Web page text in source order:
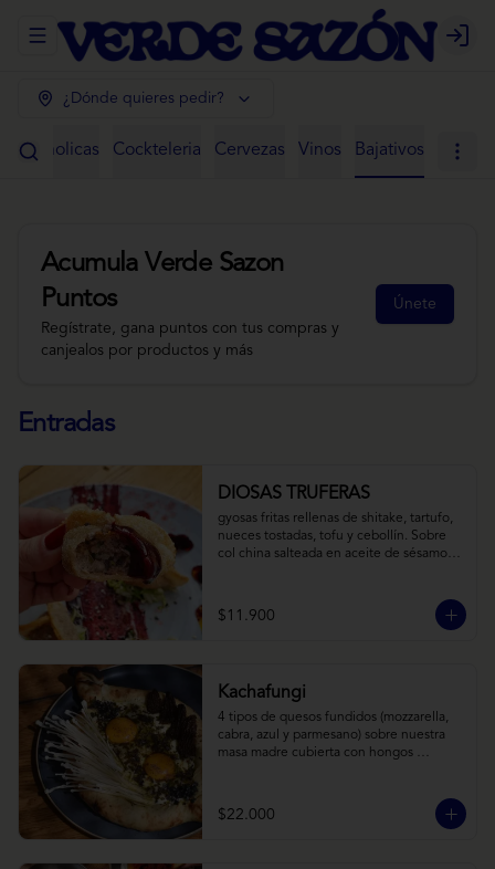
Abrir menu de navegación Login
¿Dónde quieres pedir?
Alcoholicas Cockteleria Cervezas Vinos Bajativos
Acumula Verde Sazon
Puntos
Regístrate, gana puntos con tus compras y
canjealos por productos y más
Únete
Entradas
DIOSAS TRUFERAS
gyosas fritas rellenas de shitake, tartufo,
nueces tostadas, tofu y cebollín. Sobre
col china salteada en aceite de sésamo,
$11.900
Kachafungi
4 tipos de quesos fundidos (mozzarella,
cabra, azul y parmesano) sobre nuestra
masa madre cubierta con hongos
frescas y pequeños toques de
chimichurri.
$22.000